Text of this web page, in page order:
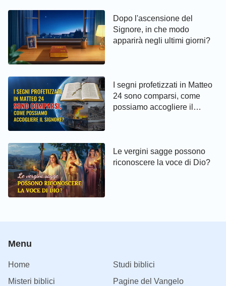
Dopo l'ascensione del
Signore, in che modo
apparirà negli ultimi giorni?
I segni profetizzati in Matteo
24 sono comparsi, come
possiamo accogliere il
Le vergini sagge possono
riconoscere la voce di Dio?
Menu
Home
Studi biblici
Misteri biblici
Pagine del Vangelo